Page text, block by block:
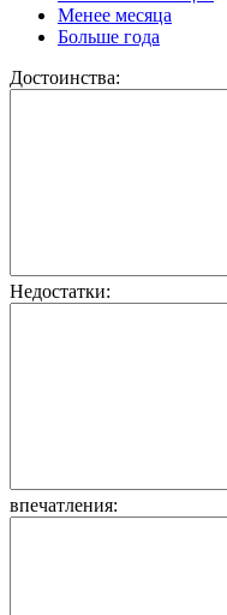
Менее месяца
Больше года
Достоинства:
Недостатки:
впечатления: